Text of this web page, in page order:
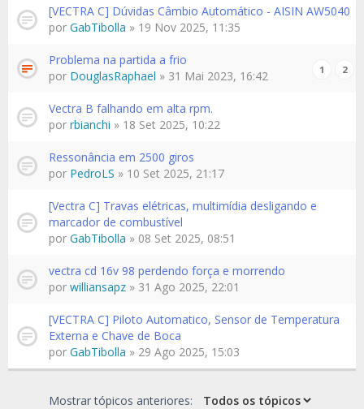
[VECTRA C] Dúvidas Câmbio Automático - AISIN AW5040
por GabTibolla » 19 Nov 2025, 11:35
Problema na partida a frio
1 2
por DouglasRaphael » 31 Mai 2023, 16:42
Vectra B falhando em alta rpm.
por rbianchi » 18 Set 2025, 10:22
Ressonância em 2500 giros
por PedroLS » 10 Set 2025, 21:17
[Vectra C] Travas elétricas, multimídia desligando e
marcador de combustível
por GabTibolla » 08 Set 2025, 08:51
vectra cd 16v 98 perdendo força e morrendo
por williansapz » 31 Ago 2025, 22:01
[VECTRA C] Piloto Automatico, Sensor de Temperatura
Externa e Chave de Boca
por GabTibolla » 29 Ago 2025, 15:03
Mostrar tópicos anteriores: